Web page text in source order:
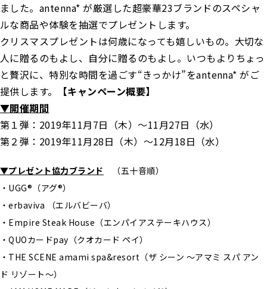
ました。antenna* が厳選した超豪華23ブランドのスペシャ
ルな商品や体験を抽選でプレゼントします。
クリスマスプレゼントは何歳になっても嬉しいもの。大切な
人に贈るのもよし、自分に贈るのもよし。いつもよりちょっ
と贅沢に、特別な時間を過ごす“きっかけ”をantenna* がご
提供します。
【キャンペーン概要】
▼開催期間
第１弾：2019年11月7日（木）〜11月27日（水）
第２弾：2019年11月28日（木）〜12月18日（水）
▼プレゼント協力ブランド （五十音順）
・UGG®（アグ®）
・erbaviva （エルバビーバ）
・Empire Steak House（エンパイアステーキハウス）
・QUOカードpay（クオカード ペイ）
・THE SCENE amami spa&resort（ザ シーン ～アマミ スパ アン
ド リゾート～）